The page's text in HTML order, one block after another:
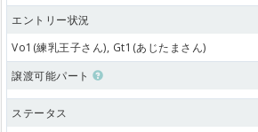
エントリー状況
Vo1(練乳王子さん), Gt1(あじたまさん)
譲渡可能パート
ステータス